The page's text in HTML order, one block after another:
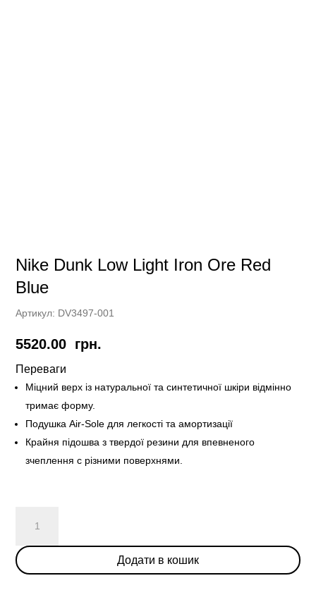
Nike Dunk Low Light Iron Ore Red
Blue
Артикул: DV3497-001
5520.00 грн.
Переваги
Міцний верх із натуральної та синтетичної шкіри відмінно
тримає форму.
Подушка Air-Sole для легкості та амортизації
Крайня підошва з твердої резини для впевненого
зчеплення с різними поверхнями.
Dunk
Low
Light
Додати в кошик